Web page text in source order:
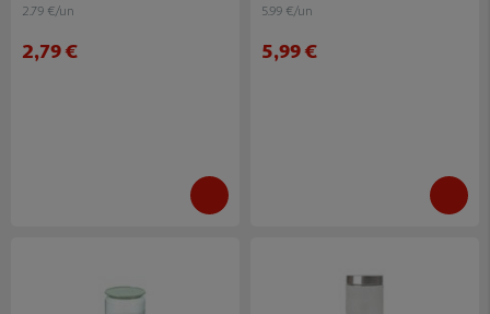
2.79 €/un
2,79 €
5.99 €/un
5,99 €